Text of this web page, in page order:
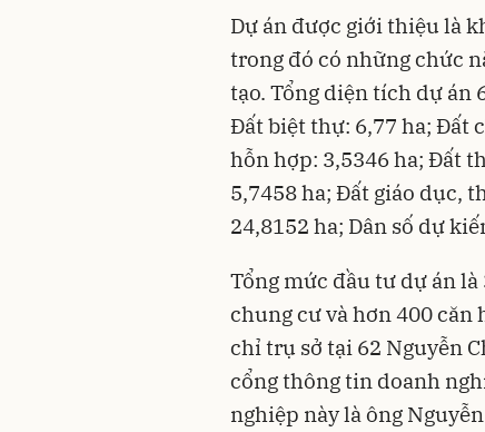
Dự án được giới thiệu là
trong đó có những chức
tạo. Tổng diện tích dự án
Đất biệt thự: 6,77 ha; Đất
hỗn hợp: 3,5346 ha; Đất
5,7458 ha; Đất giáo dục,
24,8152 ha; Dân số dự
Tổng mức đầu tư dự án
chung cư và hơn 400 căn
chỉ trụ sở tại 62 Nguyễn
cổng thông tin doanh
nghiệp này là ông